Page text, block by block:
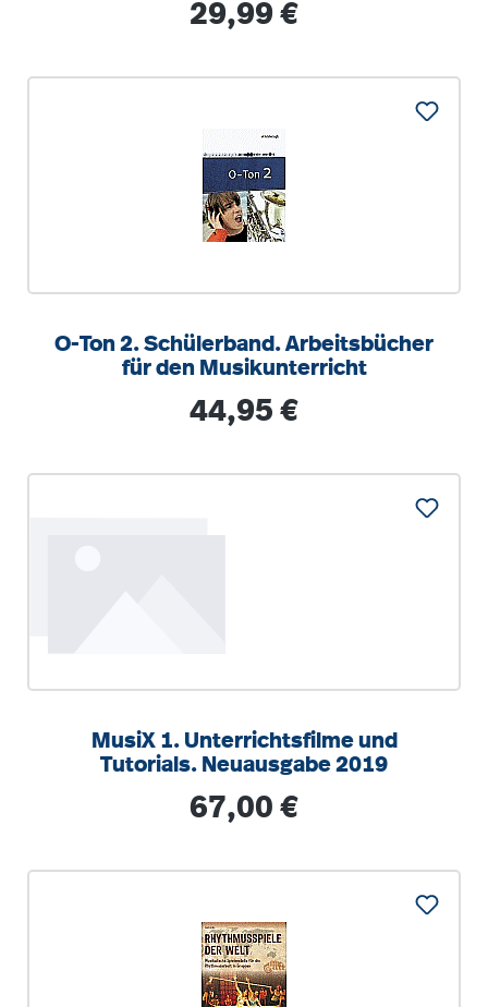
Regulärer Preis:
29,99 €
O-Ton 2. Schülerband. Arbeitsbücher
für den Musikunterricht
Regulärer Preis:
44,95 €
MusiX 1. Unterrichtsfilme und
Tutorials. Neuausgabe 2019
Regulärer Preis:
67,00 €